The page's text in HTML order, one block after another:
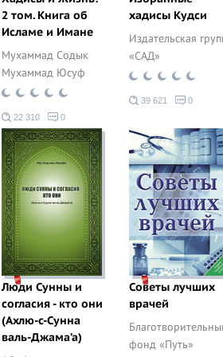
2 том. Книга об
Исламе и Имане
Мухаммад Содык
Мухаммад Юсуф
22 310 0
хадисы Кудси
Издательская
«САД»
39 621 0
Люди Сунны и
согласия - кто они
(Ахлю-с-Сунна
валь-Джама’а)
Советы лучших
врачей
фонд «Путь»